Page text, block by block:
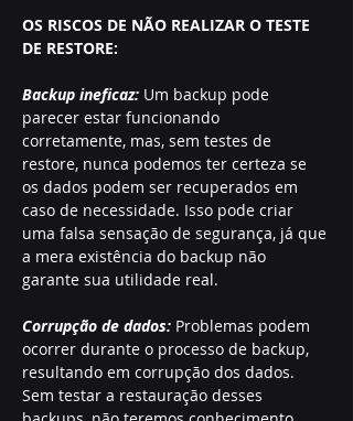
OS RISCOS DE NÃO REALIZAR O TESTE
DE RESTORE:
Backup ineficaz: Um backup pode
parecer estar funcionando
corretamente, mas, sem testes de
restore, nunca podemos ter certeza se
os dados podem ser recuperados em
caso de necessidade. Isso pode criar
uma falsa sensação de segurança, já que
a mera existência do backup não
garante sua utilidade real.
Corrupção de dados: Problemas podem
ocorrer durante o processo de backup,
resultando em corrupção dos dados.
Sem testar a restauração desses